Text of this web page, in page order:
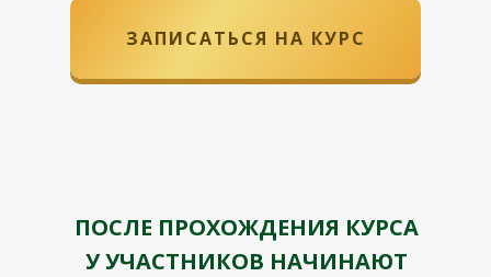
ЗАПИСАТЬСЯ НА КУРС
ПОСЛЕ ПРОХОЖДЕНИЯ КУРСА
У УЧАСТНИКОВ НАЧИНАЮТ